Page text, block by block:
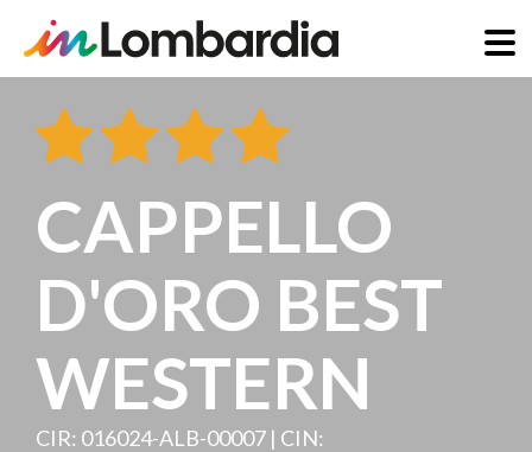
zum
Inhalt
CAPPELLO
D'ORO BEST
WESTERN
CIR: 016024-ALB-00007 | CIN: